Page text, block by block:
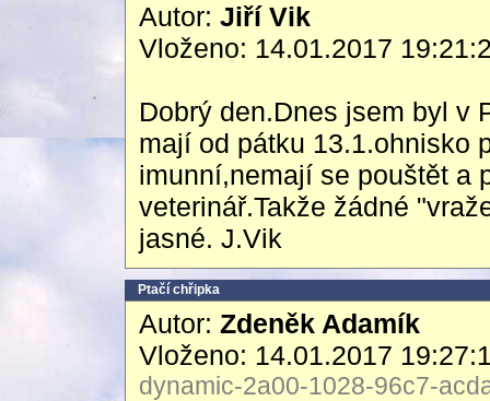
Autor: Jiří Vik
Vloženo: 14.01.2017
Dobrý den.Dnes jsem byl v
mají od pátku 13.1.ohnisko
imunní,nemají se pouštět a
veterinář.Takže žádné
jasné. J.Vik
Ptačí chřipka
Autor: Zdeněk Adamík
Vloženo: 14.01.2017
dynamic-2a00-1028-96c7-